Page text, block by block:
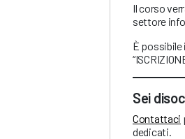
Il corso
settore
È
Sei
Contattaci
dedicati.